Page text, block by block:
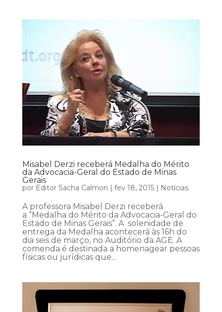
Misabel Derzi receberá Medalha do Mérito
da Advocacia-Geral do Estado de Minas
Gerais
por Editor Sacha Calmon | fev 18, 2015| Notícias
A professora Misabel Derzi receberá
a “Medalha do Mérito da Advocacia-Geral do
Estado de Minas Gerais”. A solenidade de
entrega da Medalha acontecerá às 16h do
dia seis de março, no Auditório da AGE. A
comenda é destinada a homenagear pessoas
físicas ou jurídicas que...